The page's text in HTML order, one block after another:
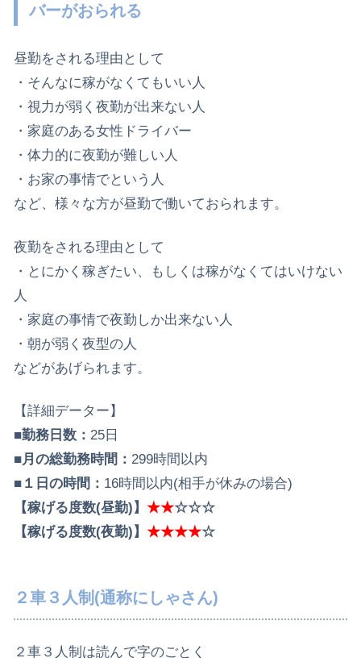
バーがおられる
昼勤をされる理由として
・そんなに稼がなくてもいい人
・視力が弱く夜勤が出来ない人
・家庭のある女性ドライバー
・体力的に夜勤が難しい人
・お家の事情でという人
など、様々な方が昼勤で働いておられます。
夜勤をされる理由として
・とにかく稼ぎたい、もしくは稼がなくてはいけない
人
・家庭の事情で夜勤しか出来ない人
・朝が弱く夜型の人
などがあげられます。
【詳細データー】
■勤務日数： 25日
■月の総勤務時間： 299時間以内
■１日の時間： 16時間以内(相手が休みの場合)
【稼げる度数(昼勤)】 ★★☆☆☆
【稼げる度数(夜勤)】 ★★★★☆
２車３人制(通称にしゃさん)
２車３人制は読んで字のごとく